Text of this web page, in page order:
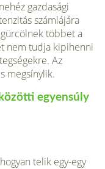
gazdasági
számlájára
többet a
nem tudja kipi­henni
Az
megsínylik.
egyensúly
telik egy-egy